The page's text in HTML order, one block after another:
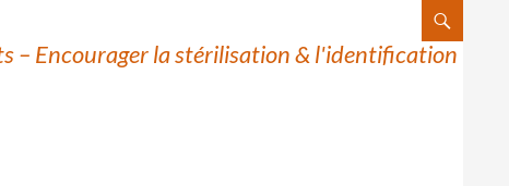
– Encourager la stérilisation & l'identification